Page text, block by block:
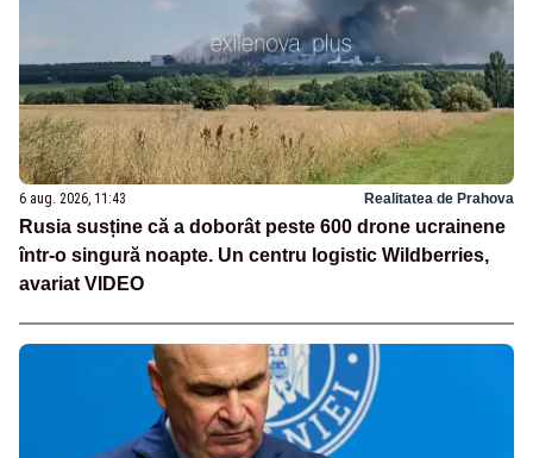
6 aug. 2026, 11:43 Realitatea de Prahova
Rusia susține că a doborât peste 600 drone ucrainene
într-o singură noapte. Un centru logistic Wildberries,
avariat VIDEO